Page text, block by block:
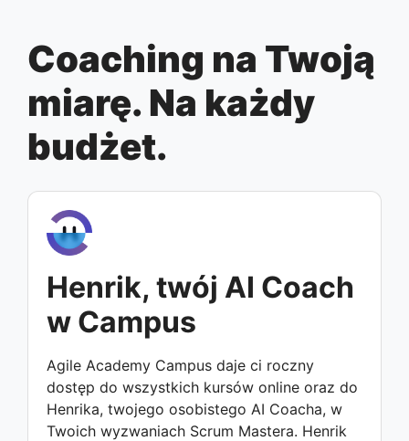
Coaching na Twoją
miarę. Na każdy
budżet.
Henrik, twój AI Coach
w Campus
Agile Academy Campus daje ci roczny
dostęp do wszystkich kursów online oraz do
Henrika, twojego osobistego AI Coacha, w
Twoich wyzwaniach Scrum Mastera. Henrik